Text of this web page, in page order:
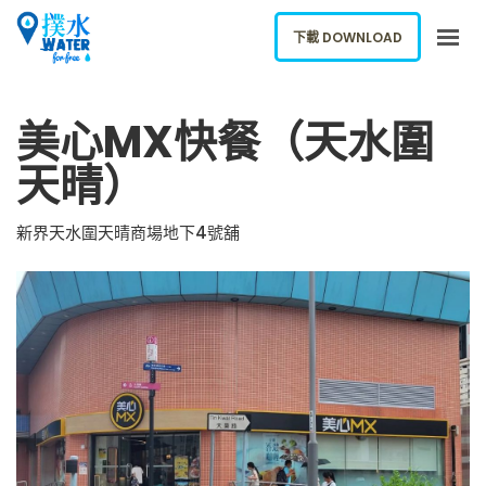
關於我們
下載應用
報告新飲水機
ENGLISH
下載 DOWNLOAD
美心MX快餐（天水圍
天晴）
新界天水圍天晴商場地下4號舖
下載 DOWNLOAD